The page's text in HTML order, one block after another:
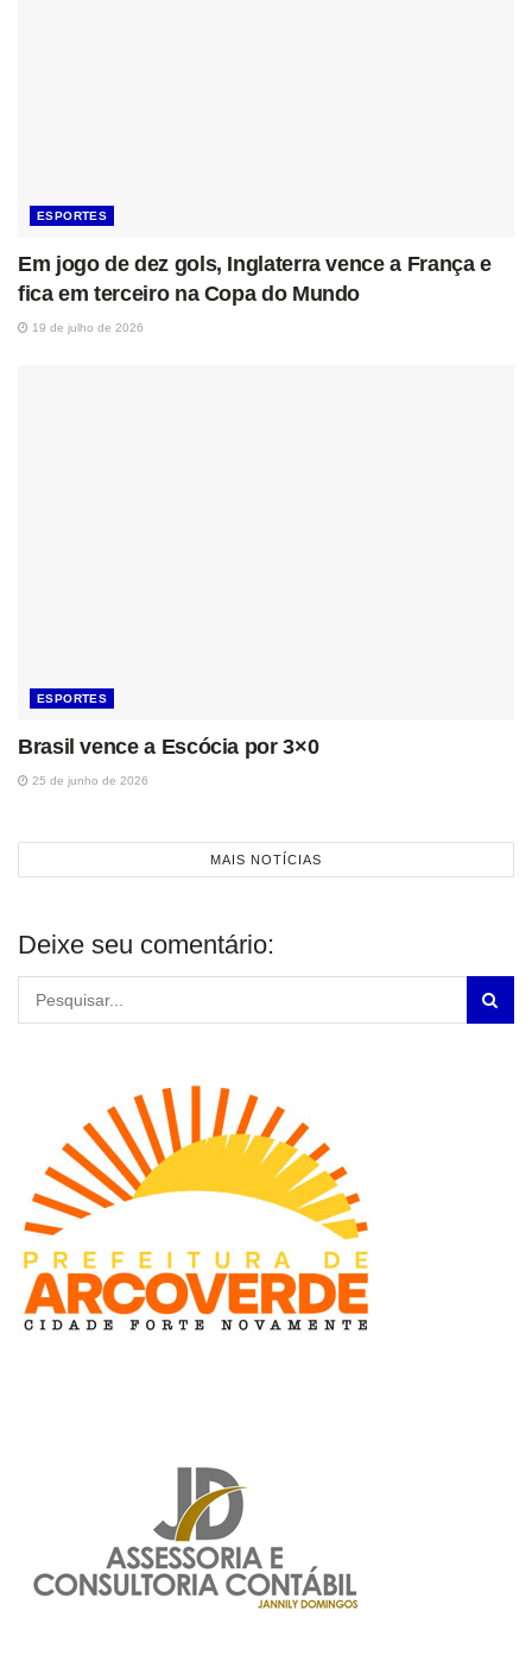
ESPORTES
Em jogo de dez gols, Inglaterra vence a França e
fica em terceiro na Copa do Mundo
19 de julho de 2026
ESPORTES
Brasil vence a Escócia por 3×0
25 de junho de 2026
MAIS NOTÍCIAS
Deixe seu comentário: